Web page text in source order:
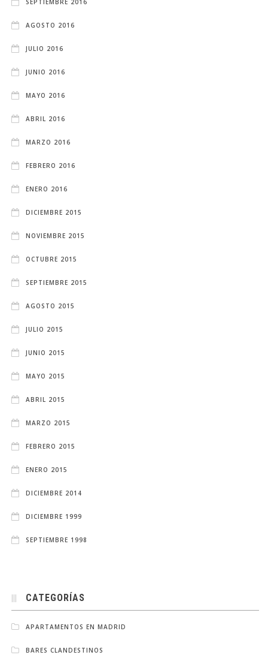
AGOSTO 2016
JULIO 2016
JUNIO 2016
MAYO 2016
ABRIL 2016
MARZO 2016
FEBRERO 2016
ENERO 2016
DICIEMBRE 2015
NOVIEMBRE 2015
OCTUBRE 2015
SEPTIEMBRE 2015
AGOSTO 2015
JULIO 2015
JUNIO 2015
MAYO 2015
ABRIL 2015
MARZO 2015
FEBRERO 2015
ENERO 2015
DICIEMBRE 2014
DICIEMBRE 1999
SEPTIEMBRE 1998
CATEGORÍAS
APARTAMENTOS EN MADRID
BARES CLANDESTINOS